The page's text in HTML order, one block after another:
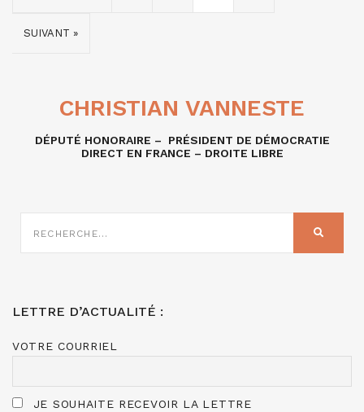
SUIVANT »
CHRISTIAN VANNESTE
DÉPUTÉ HONORAIRE – PRÉSIDENT DE DÉMOCRATIE
DIRECT EN FRANCE – DROITE LIBRE
SUR
LETTRE D’ACTUALITÉ :
VOTRE COURRIEL
JE SOUHAITE RECEVOIR LA LETTRE